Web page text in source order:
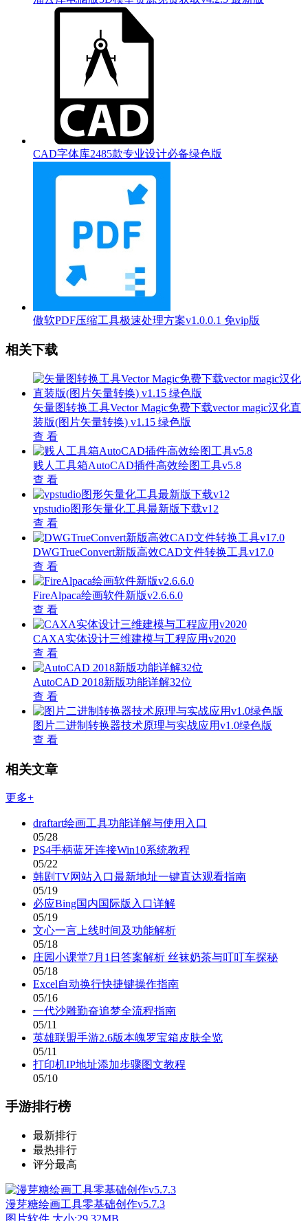
CAD字体库2485款专业设计必备绿色版
傲软PDF压缩工具极速处理方案v1.0.0.1 免vip版
相关下载
矢量图转换工具Vector Magic免费下载vector magic汉化直
装版(图片矢量转换) v1.15 绿色版
查 看
贱人工具箱AutoCAD插件高效绘图工具v5.8
查 看
vpstudio图形矢量化工具最新版下载v12
查 看
DWGTrueConvert新版高效CAD文件转换工具v17.0
查 看
FireAlpaca绘画软件新版v2.6.6.0
查 看
CAXA实体设计三维建模与工程应用v2020
查 看
AutoCAD 2018新版功能详解32位
查 看
图片二进制转换器技术原理与实战应用v1.0绿色版
查 看
相关文章
更多+
draftart绘画工具功能详解与使用入口
05/28
PS4手柄蓝牙连接Win10系统教程
05/22
韩剧TV网站入口最新地址一键直达观看指南
05/19
必应Bing国内国际版入口详解
05/19
文心一言上线时间及功能解析
05/18
庄园小课堂7月1日答案解析 丝袜奶茶与叮叮车探秘
05/18
Excel自动换行快捷键操作指南
05/16
一代沙雕勤奋追梦全流程指南
05/11
英雄联盟手游2.6版本魄罗宝箱皮肤全览
05/11
打印机IP地址添加步骤图文教程
05/10
手游排行榜
最新排行
最热排行
评分最高
漫芽糖绘画工具零基础创作v5.7.3
图片软件 大小:29.32MB